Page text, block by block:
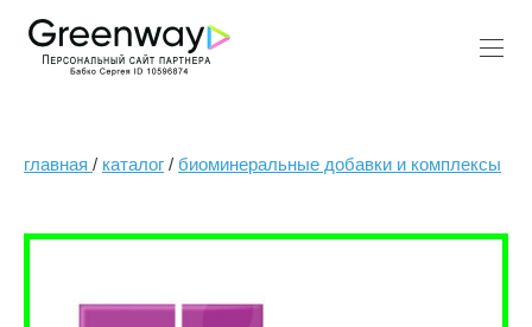
главная / каталог / биоминеральные добавки и комплексы